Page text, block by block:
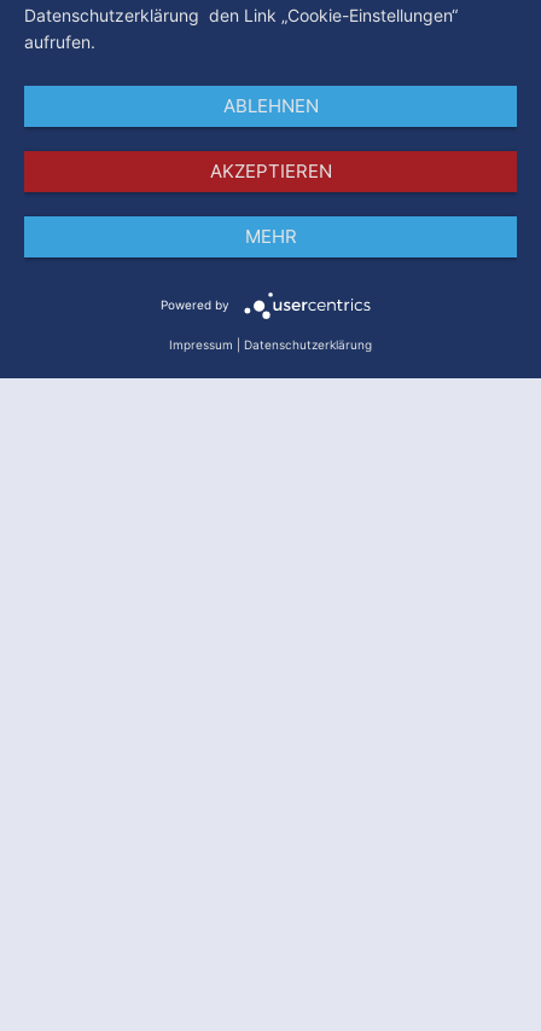
Datenschutz
Datenschutzerklärung den Link „Cookie-Einstellungen“
aufrufen.
ABLEHNEN
AKZEPTIEREN
MEHR
Powered by
Impressum Datenschutzerklärung